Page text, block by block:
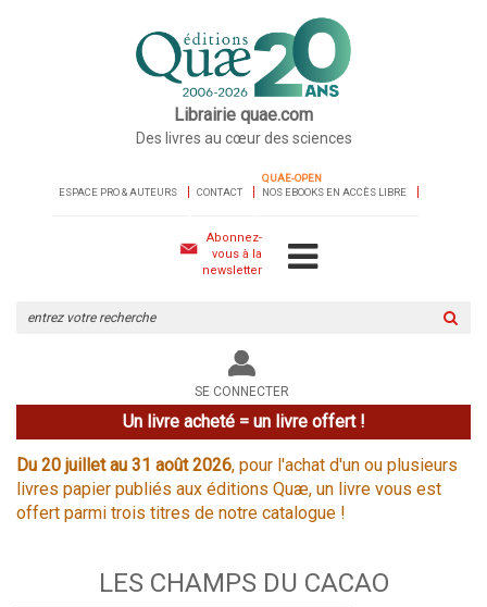
Librairie quae.com
Des livres au cœur des sciences
ESPACE PRO & AUTEURS CONTACT
QUAE-OPEN
NOS EBOOKS EN ACCÈS LIBRE
Abonnez-
vous à la
newsletter
le
site
SE CONNECTER
Un livre acheté = un livre offert !
Du 20 juillet au 31 août 2026, pour l'achat d'un ou plusieurs
livres papier publiés aux éditions Quæ, un livre vous est
offert parmi trois titres de notre catalogue !
LES CHAMPS DU CACAO